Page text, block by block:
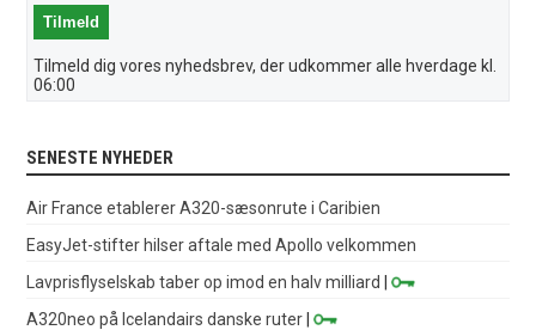
Tilmeld dig vores nyhedsbrev, der udkommer alle hverdage kl.
06:00
SENESTE NYHEDER
Air France etablerer A320-sæsonrute i Caribien
EasyJet-stifter hilser aftale med Apollo velkommen
Lavprisflyselskab taber op imod en halv milliard
|
A320neo på Icelandairs danske ruter |